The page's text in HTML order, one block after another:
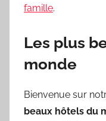
famille.
Les plus
monde
Bienvenue sur
beaux hôtels du